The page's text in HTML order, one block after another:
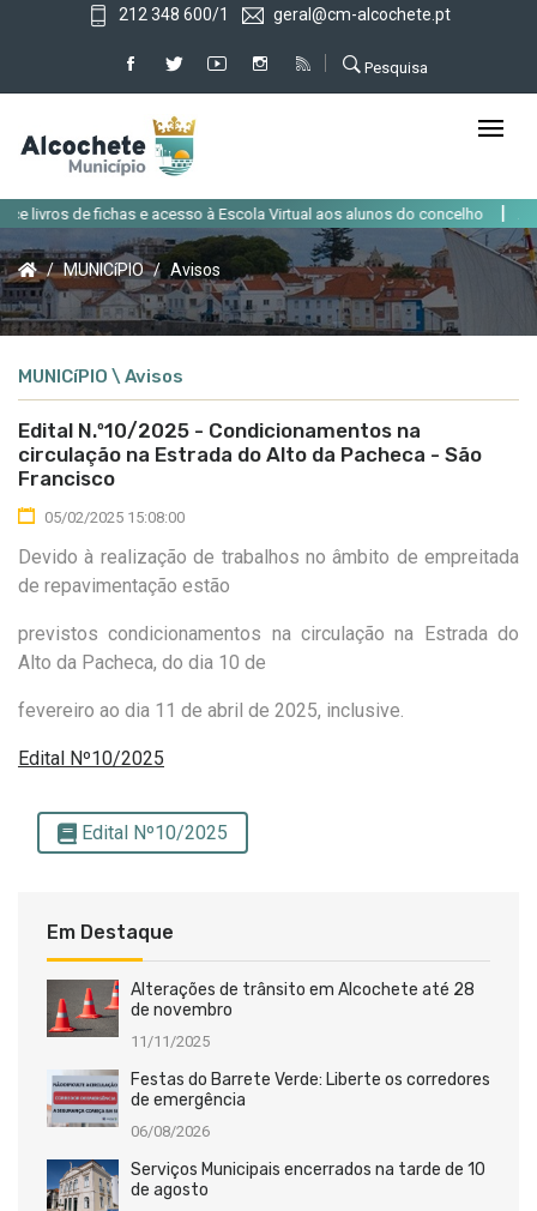
212 348 600/1 geral@cm-alcochete.pt
Pesquisa
de fichas e acesso à Escola Virtual aos alunos do concelho |
MUNICíPIO Avisos
MUNICíPIO \ Avisos
Edital N.º10/2025 - Condicionamentos na
circulação na Estrada do Alto da Pacheca - São
Francisco
05/02/2025 15:08:00
Devido à realização de trabalhos no âmbito de empreitada
de repavimentação estão
previstos condicionamentos na circulação na Estrada do
Alto da Pacheca, do dia 10 de
fevereiro ao dia 11 de abril de 2025, inclusive.
Edital Nº10/2025
Edital Nº10/2025
Em Destaque
Alterações de trânsito em Alcochete até 28
de novembro
11/11/2025
Festas do Barrete Verde: Liberte os corredores
de emergência
06/08/2026
Serviços Municipais encerrados na tarde de 10
de agosto